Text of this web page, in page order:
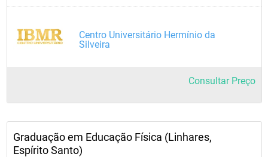
Centro Universitário Hermínio da
Silveira
Consultar Preço
Graduação em Educação Física (Linhares,
Espírito Santo)